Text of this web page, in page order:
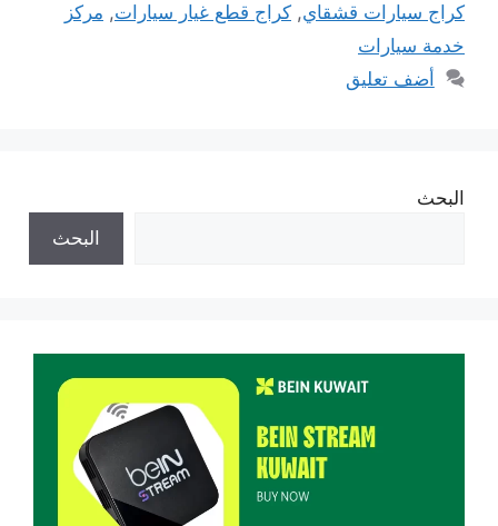
كراج سيارات قشقاي, كراج قطع غيار سيارات, مركز
خدمة سيارات
أضف تعليق
البحث
البحث